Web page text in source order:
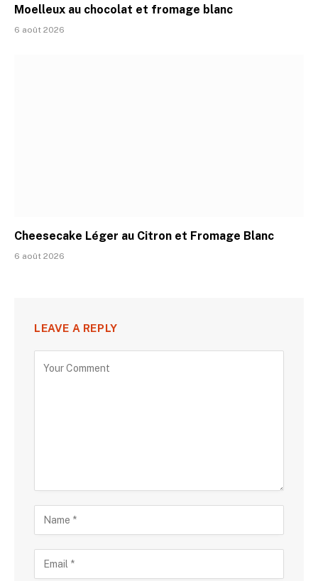
Moelleux au chocolat et fromage blanc
6 août 2026
Cheesecake Léger au Citron et Fromage Blanc
6 août 2026
LEAVE A REPLY